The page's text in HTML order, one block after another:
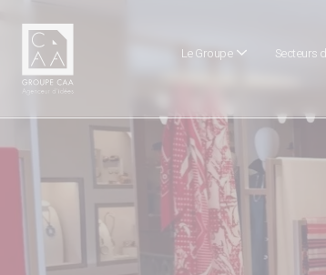
Le Groupe Secteurs